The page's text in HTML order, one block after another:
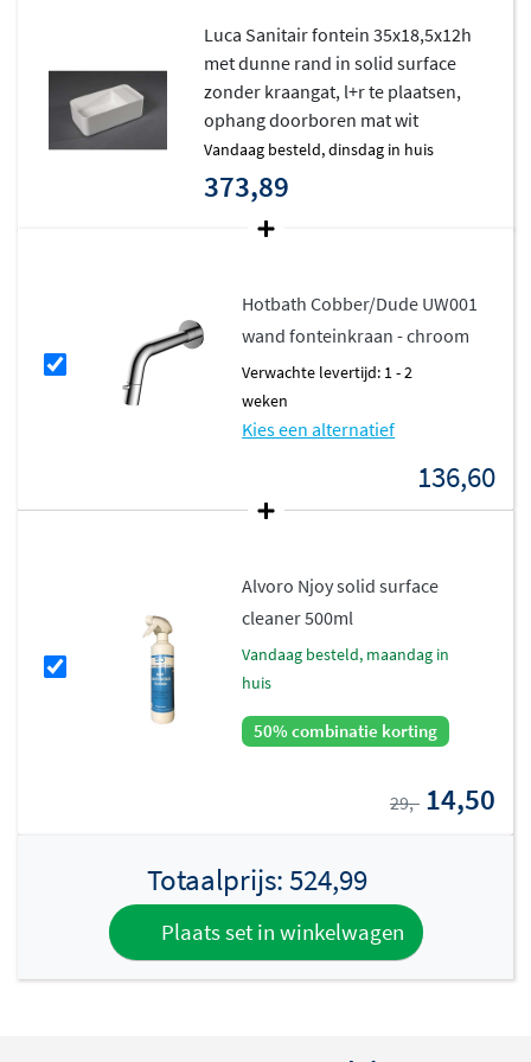
Hoogwaardige materialen met
dunne rand
De dunne rand geeft dit fonteintje een
moderne en
. Het Mineral Stone met glanzende
gelcoating straalt luxe uit, terwijl het Solid Surface met
Beide materialen zijn duurzaam, vlekbestendig en
eenvoudig schoon te houden.
Compact en praktisch
Met een breedte van slechts 35 cm is dit fonteintje ideaal
afmetingen biedt het voldoende ruimte om je handen te
Luca Sanitair fontein 35x18,5x12h
met dunne rand in solid surface
zonder kraangat, l+r te plaatsen,
ophang doorboren mat wit
vandaag besteld, dinsdag in huis
373,89
Hotbath Cobber/Dude UW001
wand fonteinkraan - chroom
Verwachte levertijd: 1 - 2
weken
Kies een alternatief
136,60
Alvoro Njoy solid surface
cleaner 500ml
vandaag besteld, maandag in
huis
50% combinatie korting
29,- 14,50
Totaalprijs:524,99
Plaats set in winkelwagen